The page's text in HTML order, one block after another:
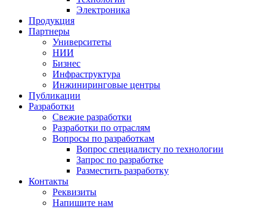
Электроника
Продукция
Партнеры
Университеты
НИИ
Бизнес
Инфраструктура
Инжиниринговые центры
Публикации
Разработки
Свежие разработки
Разработки по отраслям
Вопросы по разработкам
Вопрос специалисту по технологии
Запрос по разработке
Разместить разработку
Контакты
Реквизиты
Напишите нам